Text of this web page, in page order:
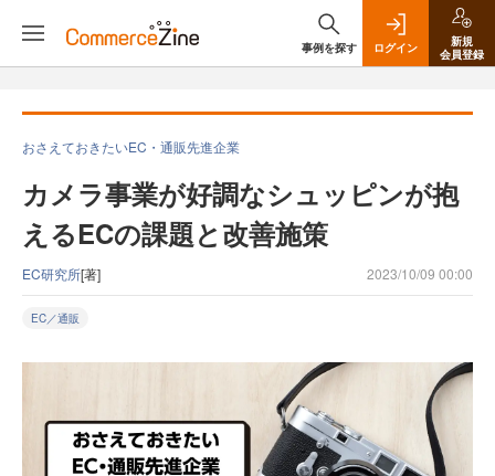
事例を探す ログイン
新規
会員登録
おさえておきたいEC・通販先進企業
カメラ事業が好調なシュッピンが抱
えるECの課題と改善施策
EC研究所[著] 2023/10/09 00:00
EC／通販